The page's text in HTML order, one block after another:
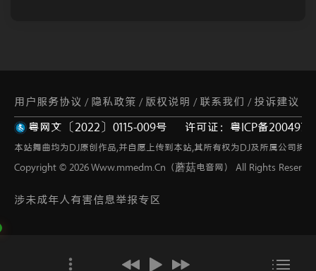
用户服务协议 / 隐私政策 / 版权说明 / 联系我们 / 投诉建议
/ 网站地图
粤网文〔2022〕0115-009号 许可证：粤ICP备
本站舞曲均为DJ原创作品,并自愿上传到本站,其所有权为DJ及所属公司拥
Copyright © 2026 Www.mmedm.Cn（蘑菇电音网） All Rights
涉未成年人有害信息举报专区